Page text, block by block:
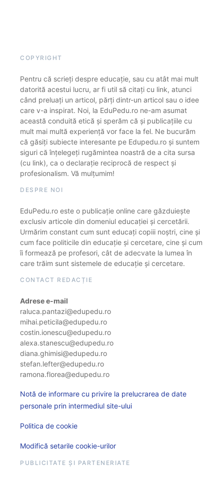
COPYRIGHT
Pentru că scrieți despre educație, sau cu atât mai mult
datorită acestui lucru, ar fi util să citați cu link, atunci
când preluați un articol, părți dintr-un articol sau o idee
care v-a inspirat. Noi, la EduPedu.ro ne-am asumat
această conduită etică și sperăm că și publicațiile cu
mult mai multă experiență vor face la fel. Ne bucurăm
că găsiți subiecte interesante pe Edupedu.ro și suntem
siguri că înțelegeți rugămintea noastră de a cita sursa
(cu link), ca o declarație reciprocă de respect și
profesionalism. Vă mulțumim!
DESPRE NOI
EduPedu.ro este o publicație online care găzduiește
exclusiv articole din domeniul educației și cercetării.
Urmărim constant cum sunt educați copiii noștri, cine și
cum face politicile din educație și cercetare, cine și cum
îi formează pe profesori, cât de adecvate la lumea în
care trăim sunt sistemele de educație și cercetare.
CONTACT REDACȚIE
Adrese e-mail
raluca.pantazi@edupedu.ro
mihai.peticila@edupedu.ro
costin.ionescu@edupedu.ro
alexa.stanescu@edupedu.ro
diana.ghimisi@edupedu.ro
stefan.lefter@edupedu.ro
ramona.florea@edupedu.ro
Notă de informare cu privire la prelucrarea de date
personale prin intermediul site-ului
Politica de cookie
Modifică setarile cookie-urilor
PUBLICITATE ȘI PARTENERIATE